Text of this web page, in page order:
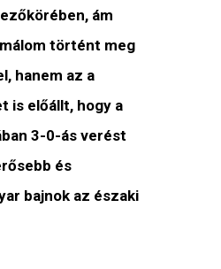
ám
történt meg
hanem az a
is előállt, hogy a
3-0-ás verést
és
bajnok az északi